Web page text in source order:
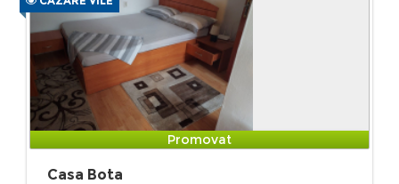
Promovat
Casa Bota